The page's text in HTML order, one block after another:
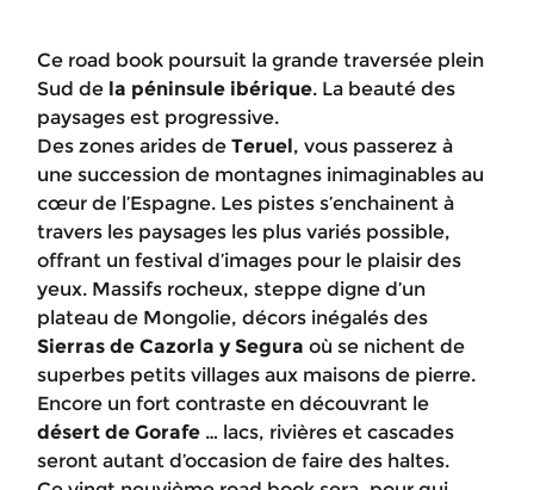
Ce road book poursuit la grande traversée plein
Sud de la péninsule ibérique. La beauté des
paysages est progressive.
Des zones arides de Teruel, vous passerez à
une succession de montagnes inimaginables au
cœur de l’Espagne. Les pistes s’enchainent à
travers les paysages les plus variés possible,
offrant un festival d’images pour le plaisir des
yeux. Massifs rocheux, steppe digne d’un
plateau de Mongolie, décors inégalés des
Sierras de Cazorla y Segura où se nichent de
superbes petits villages aux maisons de pierre.
Encore un fort contraste en découvrant le
désert de Gorafe … lacs, rivières et cascades
seront autant d’occasion de faire des haltes.